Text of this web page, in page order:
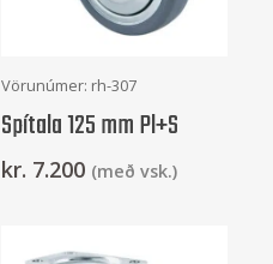
Setja Í Körfu
Vörunúmer: rh-307
Spítala 125 mm Pl+S
kr. 7.200 (með vsk.)